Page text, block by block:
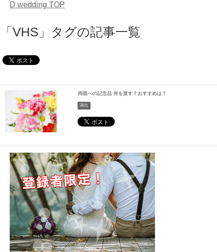
D wedding TOP
「VHS」タグの記事一覧
両親への記念品 何を渡す？おすすめは？
演出